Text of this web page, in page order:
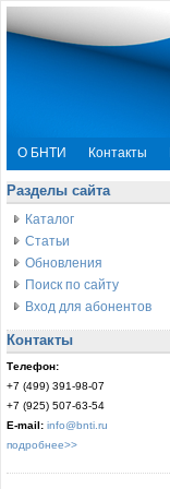
О БНТИ Контакты
Разделы сайта
Каталог
Статьи
Обновления
Поиск по сайту
Вход для абонентов
Контакты
Телефон:
+7 (499) 391-98-07
+7 (925) 507-63-54
E-mail: info@bnti.ru
подробнее>>